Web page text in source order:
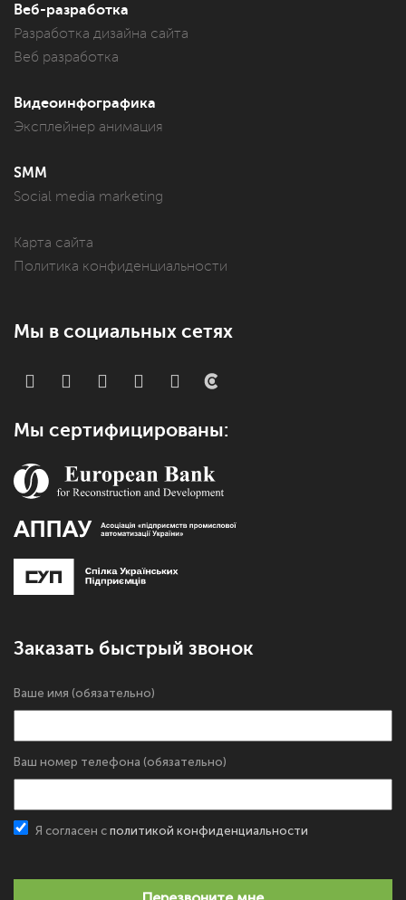
Веб-разработка
Разработка дизайна сайта
Веб разработка
Видеоинфографика
Эксплейнер анимация
SMM
Social media marketing
Карта сайта
Политика конфиденциальности
Мы в социальных сетях
Мы сертифицированы:
Заказать быстрый звонок
Ваше имя (обязательно)
Ваш номер телефона (обязательно)
Я согласен с политикой конфиденциальности